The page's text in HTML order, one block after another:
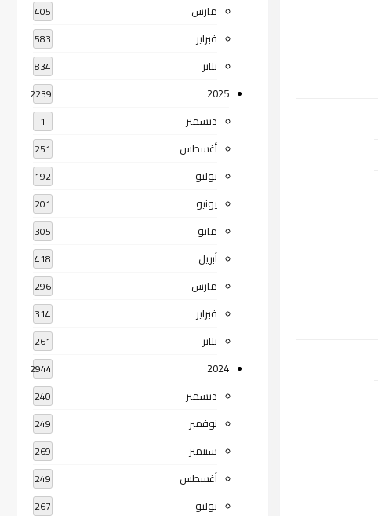
مارس 405
فبراير 583
يناير 834
2025
2239
ديسمبر 1
أغسطس 251
يوليو 192
يونيو 201
مايو 305
أبريل 418
مارس 296
فبراير 314
يناير 261
2024
2944
ديسمبر 240
نوفمبر 249
سبتمبر 269
أغسطس 249
يوليو 267